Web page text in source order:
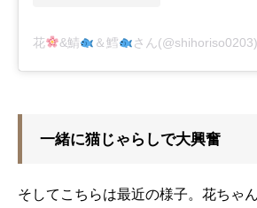
花 &鯖 ＆鱈 さん(@shihoriso0203)
一緒に猫じゃらしで大興奮
そしてこちらは最近の様子。花ちゃ